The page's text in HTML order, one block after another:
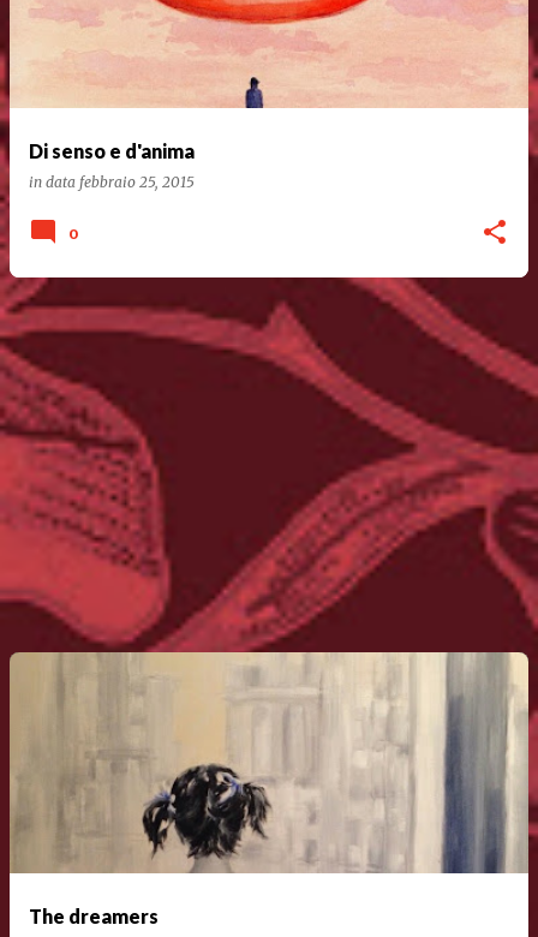
Di senso e d'anima
in data febbraio 25, 2015
0
The dreamers